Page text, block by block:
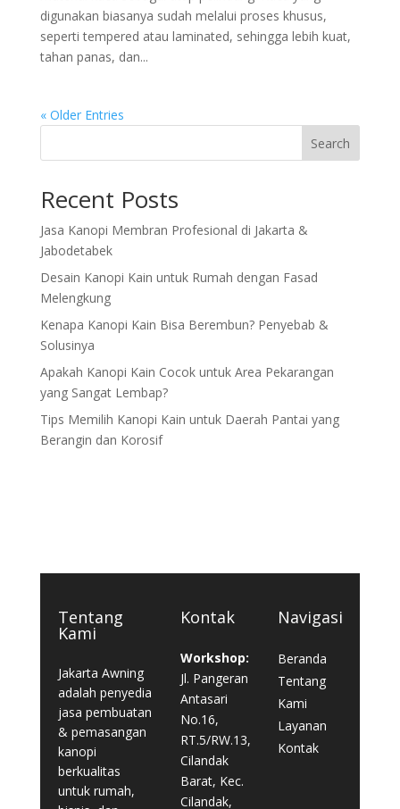
digunakan biasanya sudah melalui proses khusus,
seperti tempered atau laminated, sehingga lebih kuat,
tahan panas, dan...
« Older Entries
Search
Recent Posts
Jasa Kanopi Membran Profesional di Jakarta &
Jabodetabek
Desain Kanopi Kain untuk Rumah dengan Fasad
Melengkung
Kenapa Kanopi Kain Bisa Berembun? Penyebab &
Solusinya
Apakah Kanopi Kain Cocok untuk Area Pekarangan
yang Sangat Lembap?
Tips Memilih Kanopi Kain untuk Daerah Pantai yang
Berangin dan Korosif
Tentang
Kami
Jakarta Awning
adalah penyedia
jasa pembuatan
& pemasangan
kanopi
berkualitas
untuk rumah,
Kontak
Workshop:
Jl. Pangeran
Antasari
No.16,
RT.5/RW.13,
Cilandak
Barat, Kec.
Cilandak,
Navigasi
Beranda
Tentang
Kami
Layanan
Kontak